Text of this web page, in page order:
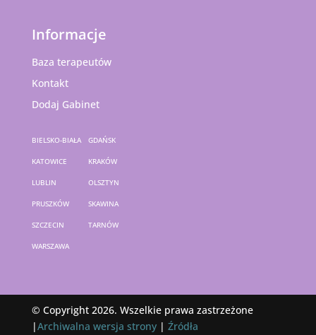
Informacje
Baza terapeutów
Kontakt
Dodaj Gabinet
BIELSKO-BIAŁA GDAŃSK
KATOWICE KRAKÓW
LUBLIN OLSZTYN
PRUSZKÓW SKAWINA
SZCZECIN TARNÓW
WARSZAWA
© Copyright 2026. Wszelkie prawa zastrzeżone
|Archiwalna wersja strony| Źródła